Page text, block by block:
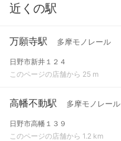
近くの駅
万願寺駅 多摩モノレール
日野市新井１２４
このページの店舗から 25 m
高幡不動駅 多摩モノレール
日野市高幡１３９
このページの店舗から 1.2 km